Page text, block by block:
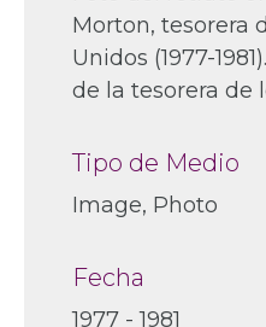
Morton, tesorera
Unidos (1977-
de la tesorera de
Tipo de Medio
Image, Photo
Fecha
1977 - 1981